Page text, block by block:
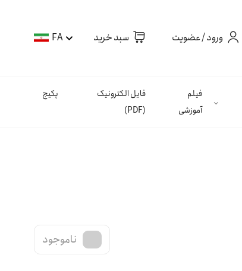
ورود / عضویت سبد خرید FA
فیلم
آموزشی
فایل الکترونیک
(PDF)
پکیج
ناموجود